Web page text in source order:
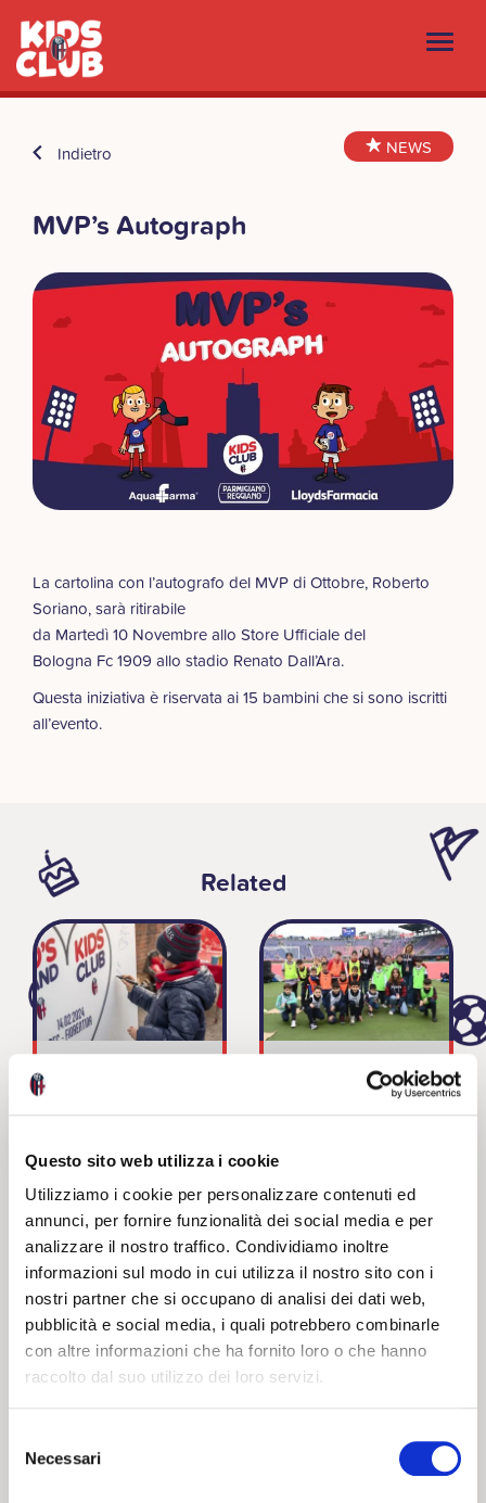
Questo sito web utilizza i cookie
Utilizziamo i cookie per personalizzare contenuti ed
annunci, per fornire funzionalità dei social media e per
analizzare il nostro traffico. Condividiamo inoltre
informazioni sul modo in cui utilizza il nostro sito con i
nostri partner che si occupano di analisi dei dati web,
pubblicità e social media, i quali potrebbero combinarle
con altre informazioni che ha fornito loro o che hanno
raccolto dal suo utilizzo dei loro servizi.
delNecessari
Indietro NEWS
MVP’s Autograph
La cartolina con l’autografo del MVP di Ottobre, Roberto
Soriano, sarà ritirabile
da Martedì 10 Novembre allo Store Ufficiale del
Bologna Fc 1909 allo stadio Renato Dall’Ara.
Questa iniziativa è riservata ai 15 bambini che si sono iscritti
all’evento.
Related
Kids’ Stand
NEWS 20 02 2024
I ZUG D’NA
VOLTA –
NEWS 19 03 2024
ROSSOBLU’